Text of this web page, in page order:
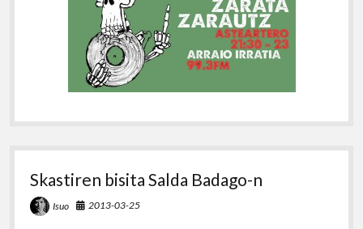
Skastiren bisita Salda Badago-n
Isuo 2013-03-25